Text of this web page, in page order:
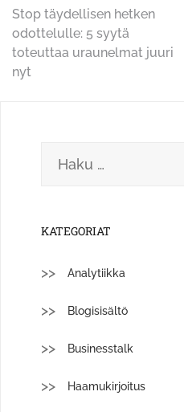
Artikkelien
selaus
Stop täydellisen hetken
odottelulle: 5 syytä
toteuttaa uraunelmat juuri
nyt
KATEGORIAT
Analytiikka
Blogisisältö
Businesstalk
Haamukirjoitus